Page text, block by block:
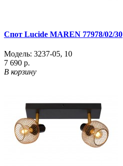
Спот Lucide MAREN 77978/02/30
Модель: 3237-05, 10
7 690 р.
В корзину